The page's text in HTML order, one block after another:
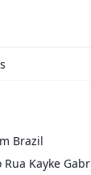
Brazil
Rua Kayke